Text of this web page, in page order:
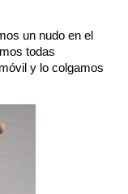
un nudo en el
todas
y lo colgamos